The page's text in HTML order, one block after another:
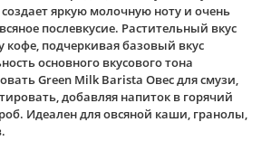
яркую молочную ноту и очень
послевкусие. Растительный вкус
кофе, подчеркивая базовый вкус
основного вкусового тона
Green Milk Barista Овес для смузи,
добавляя напиток в горячий
Идеален для овсяной каши, гранолы,